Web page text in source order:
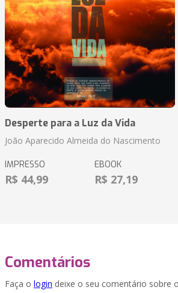
Desperte para a Luz da Vida
João Aparecido Almeida do Nascimento
IMPRESSO
R$ 44,99
EBOOK
R$ 27,19
Comentários
Faça o login deixe o seu comentário sobre